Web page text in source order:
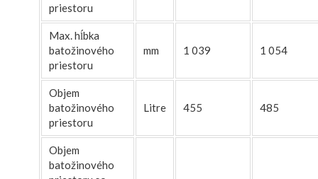
priestoru
Max. hĺbka
batožinového
priestoru
mm 1 039 1 054
Objem
batožinového
priestoru
Litre 455 485
Objem
batožinového